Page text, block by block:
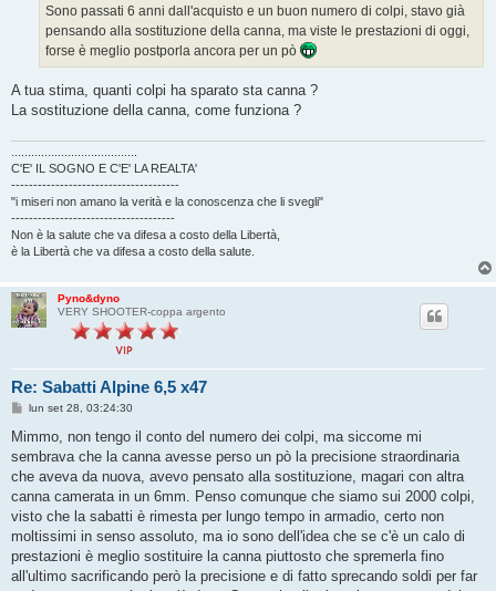
Sono passati 6 anni dall'acquisto e un buon numero di colpi, stavo già
pensando alla sostituzione della canna, ma viste le prestazioni di oggi,
forse è meglio postporla ancora per un pò
A tua stima, quanti colpi ha sparato sta canna ?
La sostituzione della canna, come funziona ?
C'E' IL SOGNO E C'E' LA REALTA'
--------------------------------------
"i miseri non amano la verità e la conoscenza che li svegli"
-------------------------------------
Non è la salute che va difesa a costo della Libertà,
è la Libertà che va difesa a costo della salute.
Pyno&dyno
VERY SHOOTER-coppa argento
Re: Sabatti Alpine 6,5 x47
M
s
a
g
i
o
lun set 28, 03:24:30
Mimmo, non tengo il conto del numero dei colpi, ma siccome mi
sembrava che la canna avesse perso un pò la precisione straordinaria
che aveva da nuova, avevo pensato alla sostituzione, magari con altra
canna camerata in un 6mm. Penso comunque che siamo sui 2000 colpi,
visto che la sabatti è rimesta per lungo tempo in armadio, certo non
moltissimi in senso assoluto, ma io sono dell'idea che se c'è un calo di
prestazioni è meglio sostituire la canna piuttosto che spremerla fino
all'ultimo sacrificando però la precisione e di fatto sprecando soldi per far